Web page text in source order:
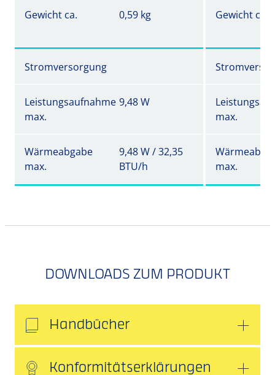
Gewicht ca. 0,59 kg Gewicht ca.
Stromversorgung
Leistungsaufnahme
max.
9,48 W
max.
Wärmeabgabe
max.
9,48 W / 32,35
BTU/h
max.
DOWNLOADS ZUM PRODUKT
Handbücher
Konformitätserklärungen